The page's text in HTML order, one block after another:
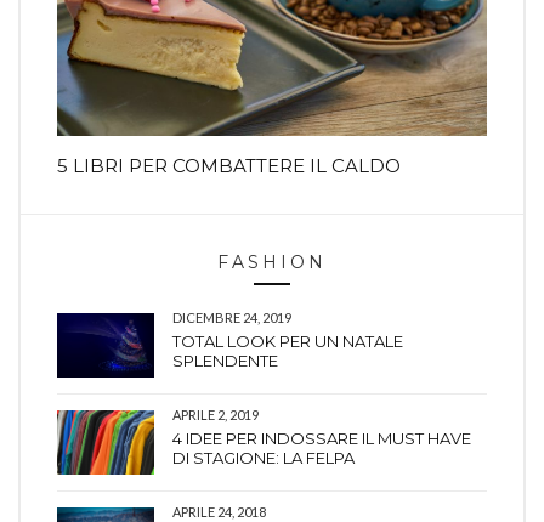
5 LIBRI PER COMBATTERE IL CALDO
FASHION
DICEMBRE 24, 2019
TOTAL LOOK PER UN NATALE
SPLENDENTE
APRILE 2, 2019
4 IDEE PER INDOSSARE IL MUST HAVE
DI STAGIONE: LA FELPA
APRILE 24, 2018